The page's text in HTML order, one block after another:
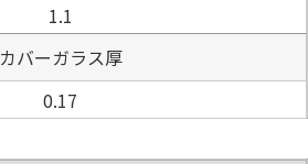
1.1
カバーガラス厚
0.17